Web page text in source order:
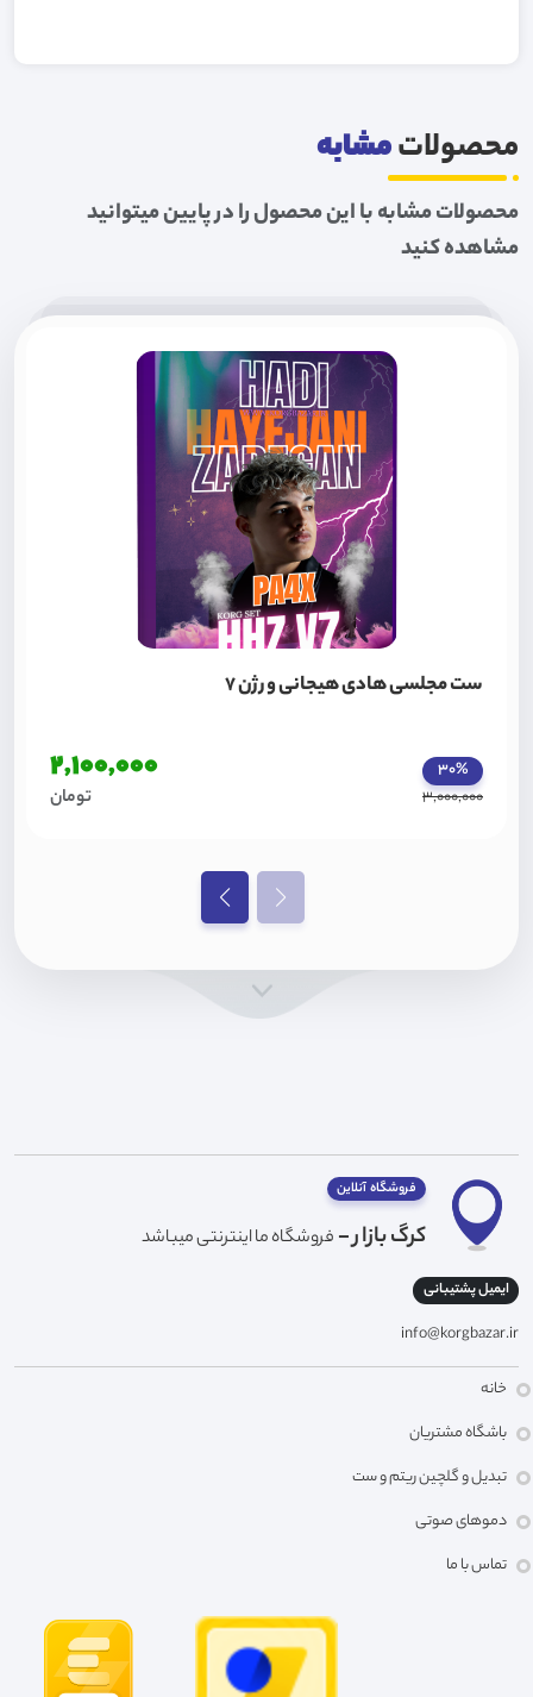
محصولاتمشابه
محصولات مشابه با این محصول را در پایین میتوانید
مشاهده کنید
ست مجلسی هادی هیجانی ورژن 7
30%
3,000,000
2,100,000
تومان
فروشگاه آنلاین
کرگ بازار - فروشگاه ما اینترنتی میباشد
ایمیل پشتیبانی
info@korgbazar.ir
خانه
باشگاه مشتریان
تبدیل و گلچین ریتم و ست
دموهای صوتی
تماس با ما